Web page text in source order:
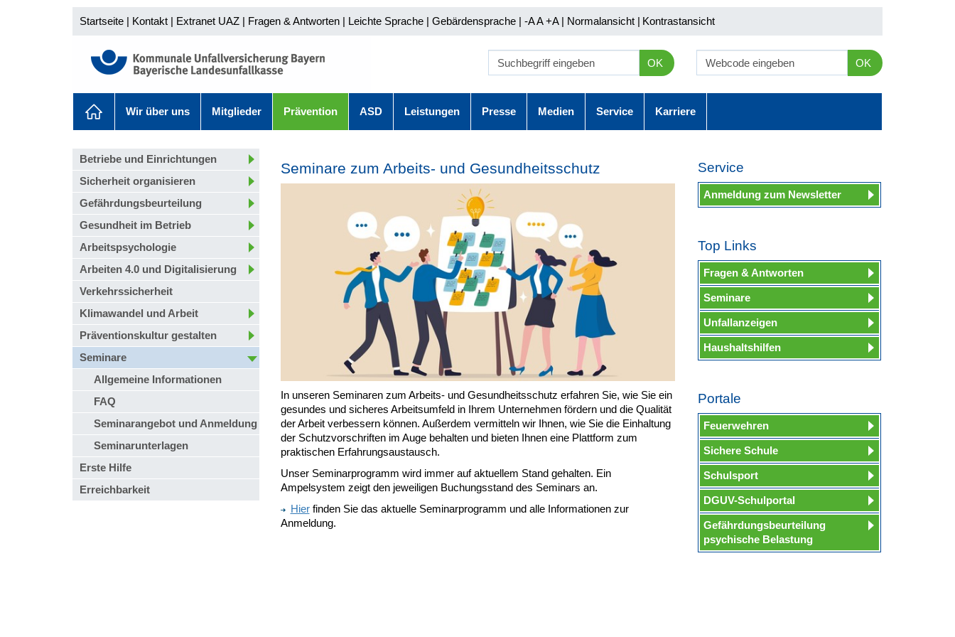
Startseite | Kontakt | Extranet UAZ | Fragen & Antworten | Leichte Sprache | Gebärdensprache | -A A+A | Normalansicht | Kontrastansicht
OK OK
Wir über uns Mitglieder Prävention ASD Leistungen Presse Medien Service Karriere
Betriebe und Einrichtungen
Sicherheit organisieren
Gefährdungsbeurteilung
Gesundheit im Betrieb
Arbeitspsychologie
Arbeiten 4.0 und Digitalisierung
Verkehrssicherheit
Klimawandel und Arbeit
Präventionskultur gestalten
Seminare
Allgemeine Informationen
FAQ
Seminarangebot und Anmeldung
Seminarunterlagen
Erste Hilfe
Erreichbarkeit
Seminare zum Arbeits- und Gesundheitsschutz
In unseren Seminaren zum Arbeits- und Gesundheitsschutz erfahren Sie, wie Sie ein
gesundes und sicheres Arbeitsumfeld in Ihrem Unternehmen fördern und die Qualität
der Arbeit verbessern können. Außerdem vermitteln wir Ihnen, wie Sie die Einhaltung
der Schutzvorschriften im Auge behalten und bieten Ihnen eine Plattform zum
praktischen Erfahrungsaustausch.
Unser Seminarprogramm wird immer auf aktuellem Stand gehalten. Ein
Ampelsystem zeigt den jeweiligen Buchungsstand des Seminars an.
Hierfinden Sie das aktuelle Seminarprogramm und alle Informationen zur
Anmeldung.
Service
Anmeldung zum Newsletter
Top Links
Fragen & Antworten
Seminare
Unfallanzeigen
Haushaltshilfen
Portale
Feuerwehren
Sichere Schule
Schulsport
DGUV-Schulportal
Gefährdungsbeurteilung
psychische Belastung